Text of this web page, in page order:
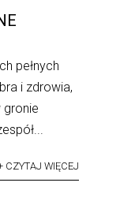
pełnych
i zdrowia,
CZYTAJ WIĘCEJ